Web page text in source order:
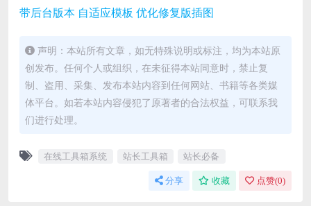
声明：本站所有文章，如无特殊说明或标注，均为本站原
创发布。任何个人或组织，在未征得本站同意时，禁止复
制、盗用、采集、发布本站内容到任何网站、书籍等各类媒
体平台。如若本站内容侵犯了原著者的合法权益，可联系我
们进行处理。
在线工具箱系统 站长工具箱 站长必备
分享 收藏 点赞(0)